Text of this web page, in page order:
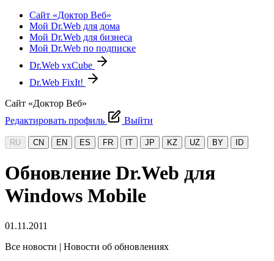
Сайт «Доктор Веб»
Мой Dr.Web для дома
Мой Dr.Web для бизнеса
Мой Dr.Web по подписке
Dr.Web vxCube
Dr.Web FixIt!
Сайт «Доктор Веб»
Редактировать профиль
Выйти
RU CN EN ES FR IT JP KZ UZ BY ID
Обновление Dr.Web для
Windows Mobile
01.11.2011
Все новости | Новости об обновлениях